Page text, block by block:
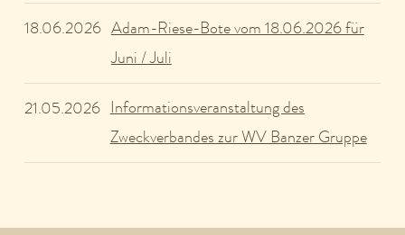
18.06.2026 Adam-Riese-Bote vom 18.06.2026 für
Juni / Juli
21.05.2026 Informationsveranstaltung des
Zweckverbandes zur WV Banzer Gruppe